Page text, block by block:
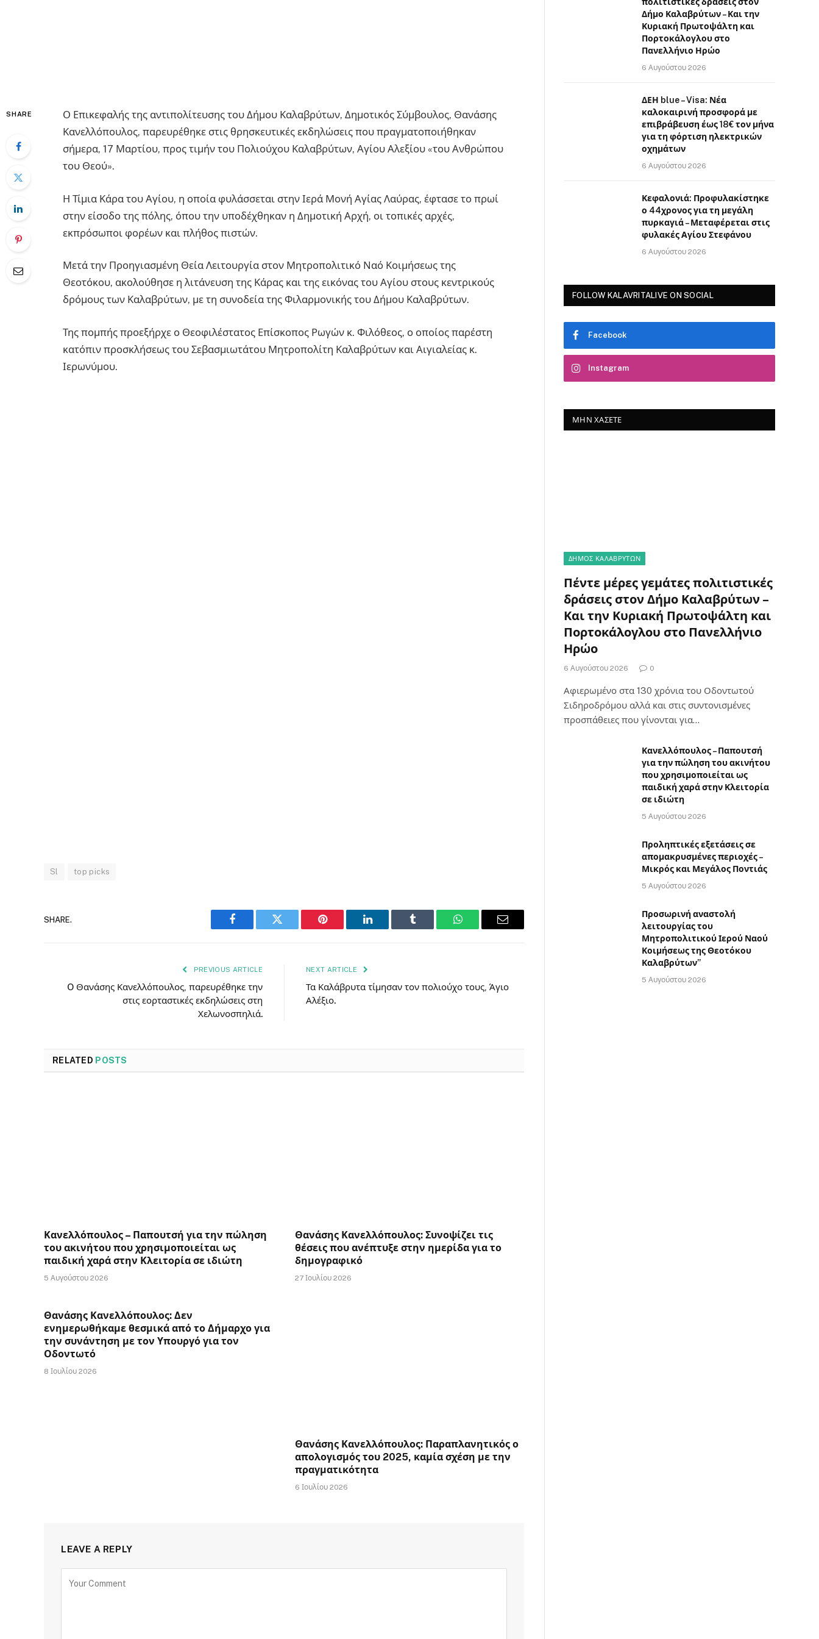
SHARE
Ο Επικεφαλής της αντιπολίτευσης του Δήμου Καλαβρύτων, Δημοτικός Σύμβουλος, Θανάσης
Κανελλόπουλος, παρευρέθηκε στις θρησκευτικές εκδηλώσεις που πραγματοποιήθηκαν
σήμερα, 17 Μαρτίου, προς τιμήν του Πολιούχου Καλαβρύτων, Αγίου Αλεξίου «του Ανθρώπου
του Θεού».
Η Τίμια Κάρα του Αγίου, η οποία φυλάσσεται στην Ιερά Μονή Αγίας Λαύρας, έφτασε το πρωί
στην είσοδο της πόλης, όπου την υποδέχθηκαν η Δημοτική Αρχή, οι τοπικές αρχές,
εκπρόσωποι φορέων και πλήθος πιστών.
Μετά την Προηγιασμένη Θεία Λειτουργία στον Μητροπολιτικό Ναό Κοιμήσεως της
Θεοτόκου, ακολούθησε η λιτάνευση της Κάρας και της εικόνας του Αγίου στους κεντρικούς
δρόμους των Καλαβρύτων, με τη συνοδεία της Φιλαρμονικής του Δήμου Καλαβρύτων.
Της πομπής προεξήρχε ο Θεοφιλέστατος Επίσκοπος Ρωγών κ. Φιλόθεος, ο οποίος παρέστη
κατόπιν προσκλήσεως του Σεβασμιωτάτου Μητροπολίτη Καλαβρύτων και Αιγιαλείας κ.
Ιερωνύμου.
Sl top picks
SHARE.
Facebook Twitter Pinterest LinkedIn Tumblr WhatsAppEmail
PREVIOUS ARTICLE
O Θανάσης Κανελλόπουλος, παρευρέθηκε την
στις εορταστικές εκδηλώσεις στη
Χελωνοσπηλιά.
NEXT ARTICLE
Τα Καλάβρυτα τίμησαν τον πολιούχο τους, Άγιο
Αλέξιο.
RELATED POSTS
Κανελλόπουλος – Παπουτσή για την πώληση
του ακινήτου που χρησιμοποιείται ως
παιδική χαρά στην Κλειτορία σε ιδιώτη
5 Αυγούστου 2026
Θανάσης Κανελλόπουλος: Συνοψίζει τις
θέσεις που ανέπτυξε στην ημερίδα για το
δημογραφικό
27 Ιουλίου 2026
Θανάσης Κανελλόπουλος: Δεν
ενημερωθήκαμε θεσμικά από το Δήμαρχο για
την συνάντηση με τον Υπουργό για τον
Οδοντωτό
8 Ιουλίου 2026
Θανάσης Κανελλόπουλος: Παραπλανητικός ο
απολογισμός του 2025, καμία σχέση με την
πραγματικότητα
6 Ιουλίου 2026
LEAVE A REPLY
Δήμο Καλαβρύτων – Και την
Κυριακή Πρωτοψάλτη και
Πορτοκάλογλου στο
Πανελλήνιο Ηρώο
6 Αυγούστου 2026
ΔΕΗ blue – Visa: Νέα
καλοκαιρινή προσφορά με
επιβράβευση έως 18€ τον μήνα
για τη φόρτιση ηλεκτρικών
οχημάτων
6 Αυγούστου 2026
Κεφαλονιά: Προφυλακίστηκε
ο 44χρονος για τη μεγάλη
πυρκαγιά – Μεταφέρεται στις
φυλακές Αγίου Στεφάνου
6 Αυγούστου 2026
FOLLOW KALAVRITALIVE ON SOCIAL
Facebook
Instagram
ΜΗΝ ΧΆΣΕΤΕ
ΔΗΜΟΣ ΚΑΛΑΒΡΥΤΩΝ
Πέντε μέρες γεμάτες πολιτιστικές
δράσεις στον Δήμο Καλαβρύτων –
Και την Κυριακή Πρωτοψάλτη και
Πορτοκάλογλου στο Πανελλήνιο
Ηρώο
6 Αυγούστου 2026 0
Αφιερωμένο στα 130 χρόνια του Οδοντωτού
Σιδηροδρόμου αλλά και στις συντονισμένες
προσπάθειες που γίνονται για…
Κανελλόπουλος – Παπουτσή
για την πώληση του ακινήτου
που χρησιμοποιείται ως
παιδική χαρά στην Κλειτορία
σε ιδιώτη
5 Αυγούστου 2026
Προληπτικές εξετάσεις σε
απομακρυσμένες περιοχές –
Μικρός και Μεγάλος Ποντιάς
5 Αυγούστου 2026
Προσωρινή αναστολή
λειτουργίας του
Μητροπολιτικού Ιερού Ναού
Κοιμήσεως της Θεοτόκου
Καλαβρύτων”
5 Αυγούστου 2026